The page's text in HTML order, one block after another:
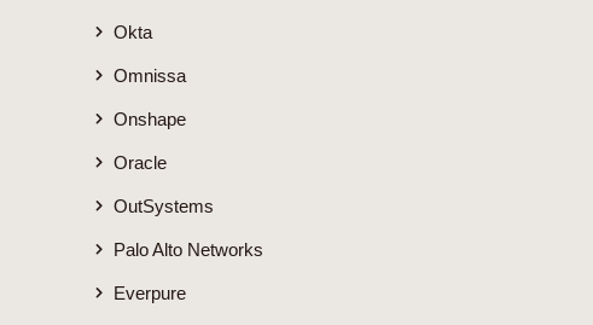
Okta
Omnissa
Onshape
Oracle
OutSystems
Palo Alto Networks
Everpure